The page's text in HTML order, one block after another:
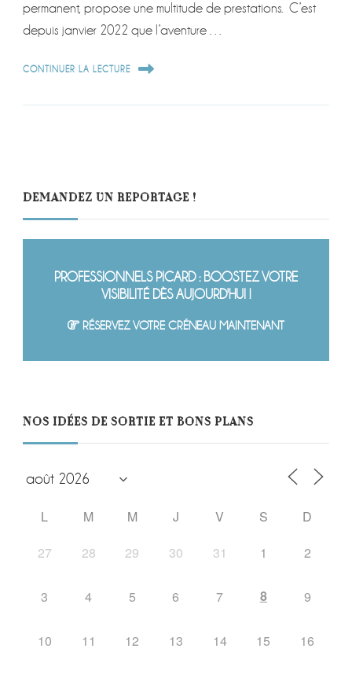
permanent, propose une multitude de prestations. C’est
depuis janvier 2022 que l’aventure …
CONTINUER LA LECTURE
DEMANDEZ UN REPORTAGE !
PROFESSIONNELS PICARD : BOOSTEZ VOTRE
VISIBILITÉ DÈS AUJOURD'HUI !
RÉSERVEZ VOTRE CRÉNEAU MAINTENANT
NOS IDÉES DE SORTIE ET BONS PLANS
L M M J V S
D
27
28 29 30 31 1 2
3 4 5 6 7 8 9
10 11 12 13 14 15 16